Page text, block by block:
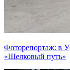
Фоторепортаж: в
«Шелковый путь»